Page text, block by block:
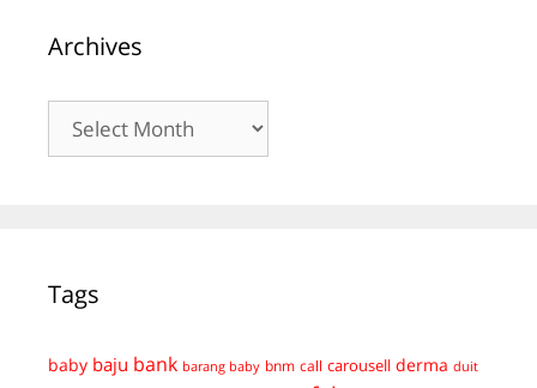
Archives
Tags
baby baju bank barang baby bnm call carousell derma duit